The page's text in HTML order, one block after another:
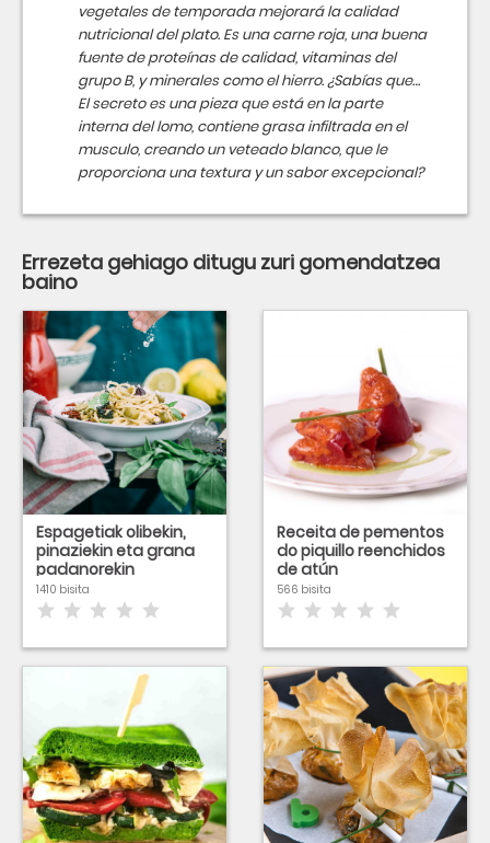
vegetales de temporada mejorará la calidad
nutricional del plato. Es una carne roja, una buena
fuente de proteínas de calidad, vitaminas del
grupo B, y minerales como el hierro. ¿Sabías que…
El secreto es una pieza que está en la parte
interna del lomo, contiene grasa infiltrada en el
musculo, creando un veteado blanco, que le
proporciona una textura y un sabor excepcional?
Errezeta gehiago ditugu zuri gomendatzea
baino
Espagetiak olibekin,
pinaziekin eta grana
padanorekin
1410 bisita
Receita de pementos
do piquillo reenchidos
de atún
566 bisita